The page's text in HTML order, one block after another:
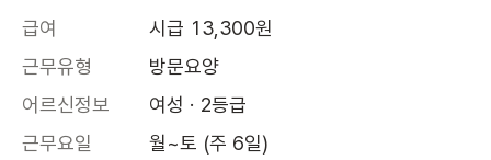
급여
시급 13,300원
근무유형
방문요양
어르신정보
여성 · 2등급
근무요일
월~토 (주 6일)